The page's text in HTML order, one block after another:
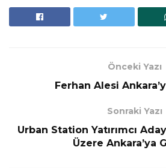
Önceki Yazı
Ferhan Alesi
Sonraki Yazı
Urban Station Yatırımcı
Üzere Ankara’ya